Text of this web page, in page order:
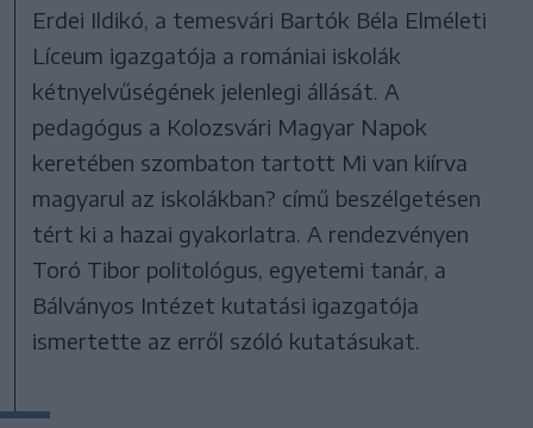
Erdei Ildikó, a temesvári Bartók Béla Elméleti
Líceum igazgatója a romániai iskolák
kétnyelvűségének jelenlegi állását. A
pedagógus a Kolozsvári Magyar Napok
keretében szombaton tartott Mi van kiírva
magyarul az iskolákban? című beszélgetésen
tért ki a hazai gyakorlatra. A rendezvényen
Toró Tibor politológus, egyetemi tanár, a
Bálványos Intézet kutatási igazgatója
ismertette az erről szóló kutatásukat.